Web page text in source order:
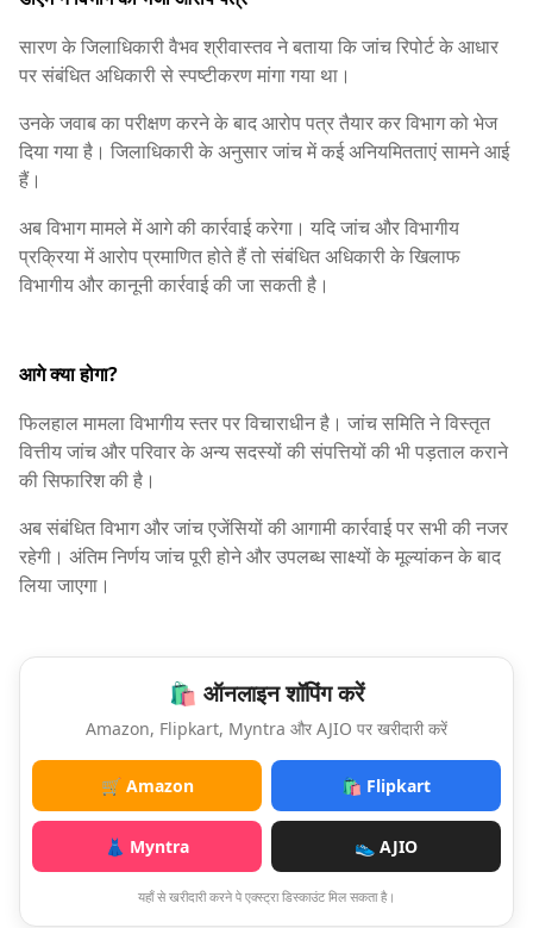
सारण के जिलाधिकारी वैभव श्रीवास्तव ने बताया कि जांच रिपोर्ट के आधार
पर संबंधित अधिकारी से स्पष्टीकरण मांगा गया था।
उनके जवाब का परीक्षण करने के बाद आरोप पत्र तैयार कर विभाग को भेज
दिया गया है। जिलाधिकारी के अनुसार जांच में कई अनियमितताएं सामने आई
हैं।
अब विभाग मामले में आगे की कार्रवाई करेगा। यदि जांच और विभागीय
प्रक्रिया में आरोप प्रमाणित होते हैं तो संबंधित अधिकारी के खिलाफ
विभागीय और कानूनी कार्रवाई की जा सकती है।
आगे क्या होगा?
फिलहाल मामला विभागीय स्तर पर विचाराधीन है। जांच समिति ने विस्तृत
वित्तीय जांच और परिवार के अन्य सदस्यों की संपत्तियों की भी पड़ताल कराने
की सिफारिश की है।
अब संबंधित विभाग और जांच एजेंसियों की आगामी कार्रवाई पर सभी की नजर
रहेगी। अंतिम निर्णय जांच पूरी होने और उपलब्ध साक्ष्यों के मूल्यांकन के बाद
लिया जाएगा।
🛍️ ऑनलाइन शॉपिंग करें
Amazon, Flipkart, Myntra और AJIO पर खरीदारी करें
🛒 Amazon 🛍️ Flipkart
👗 Myntra 👟 AJIO
यहाँ से खरीदारी करने पे एक्स्ट्रा डिस्काउंट मिल सकता है।